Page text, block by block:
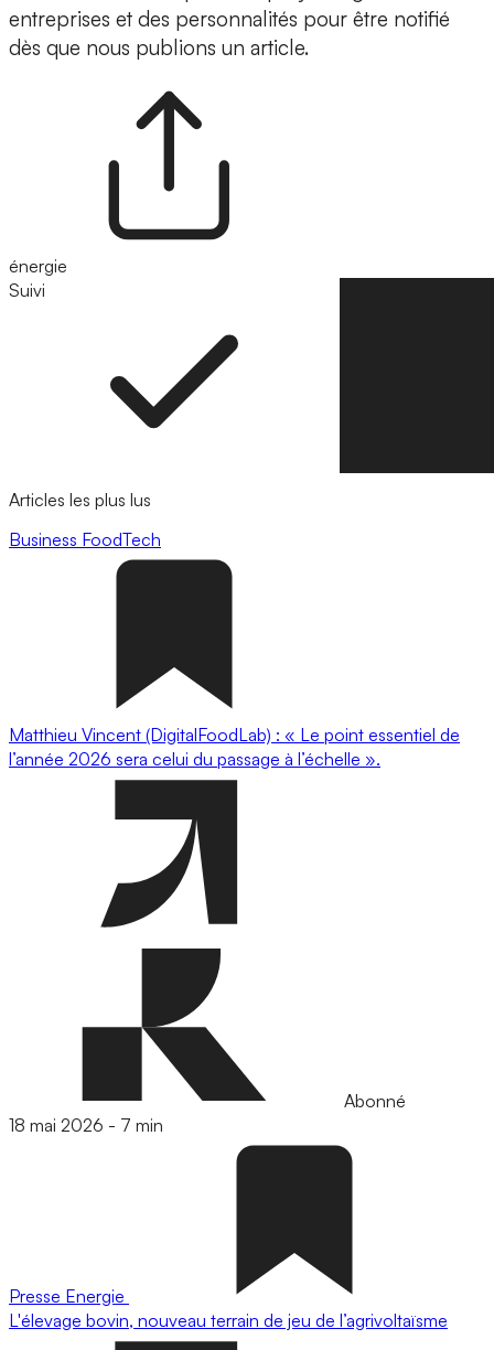
entreprises et des personnalités pour être notifié
dès que nous publions un article.
énergie
Suivi
Articles les plus lus
Business FoodTech
Matthieu Vincent (DigitalFoodLab) : « Le point essentiel de
l’année 2026 sera celui du passage à l’échelle ».
Abonné
18 mai 2026 - 7 min
Presse Energie
L'élevage bovin, nouveau terrain de jeu de l’agrivoltaïsme